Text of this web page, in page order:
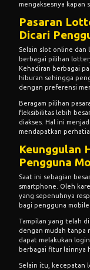
mengaksesnya kapan
Pasaran
Dicari
Selain slot online dan
berbagai pilihan
Kehadiran berbagai
hiburan sehingga
dengan preferensi
Beragam pilihan
fleksibilitas lebih
diakses. Hal ini
mendapatkan
Keunggulan
Pengguna
Saat ini sebagian
smartphone. Oleh
yang sepenuhnya
bagi pengguna mobile.
Tampilan yang telah
dengan mudah tanpa
dapat melakukan
berbagai fitur lainnya
Selain itu, kecepatan